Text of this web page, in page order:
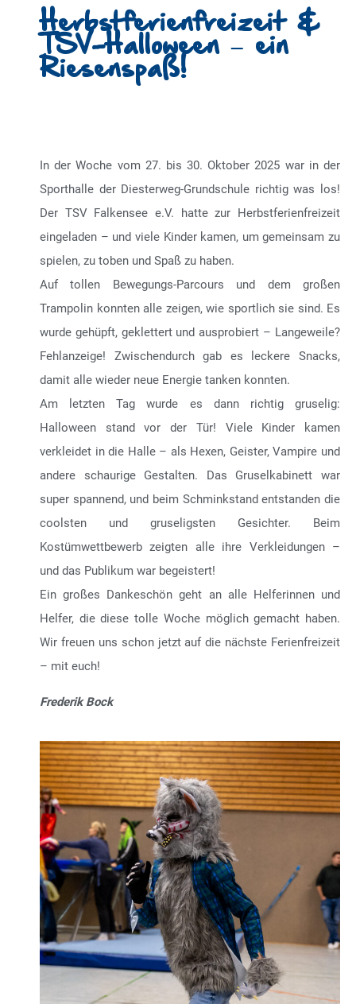
Herbstferienfreizeit &
TSV-Halloween – ein
Riesenspaß!
In der Woche vom 27. bis 30. Oktober 2025 war in der
Sporthalle der Diesterweg-Grundschule richtig was los!
Der TSV Falkensee e.V. hatte zur Herbstferienfreizeit
eingeladen – und viele Kinder kamen, um gemeinsam zu
spielen, zu toben und Spaß zu haben.
Auf tollen Bewegungs-Parcours und dem großen
Trampolin konnten alle zeigen, wie sportlich sie sind. Es
wurde gehüpft, geklettert und ausprobiert – Langeweile?
Fehlanzeige! Zwischendurch gab es leckere Snacks,
damit alle wieder neue Energie tanken konnten.
Am letzten Tag wurde es dann richtig gruselig:
Halloween stand vor der Tür! Viele Kinder kamen
verkleidet in die Halle – als Hexen, Geister, Vampire und
andere schaurige Gestalten. Das Gruselkabinett war
super spannend, und beim Schminkstand entstanden die
coolsten und gruseligsten Gesichter. Beim
Kostümwettbewerb zeigten alle ihre Verkleidungen –
und das Publikum war begeistert!
Ein großes Dankeschön geht an alle Helferinnen und
Helfer, die diese tolle Woche möglich gemacht haben.
Wir freuen uns schon jetzt auf die nächste Ferienfreizeit
– mit euch!
Frederik Bock